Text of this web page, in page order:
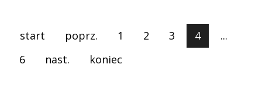
start poprz. 1 2 3 4
...
6
nast. koniec